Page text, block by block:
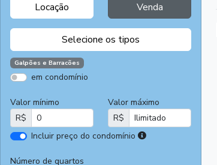
Locação Venda
Selecione os tipos
Casas
Casas
Comerciais
Salas
Chácaras e
Galpões e Barracões
em condomínio
Valor mínimo
R$
Valor máximo
R$
Incluir preço do condomínio
I
Número de quartos